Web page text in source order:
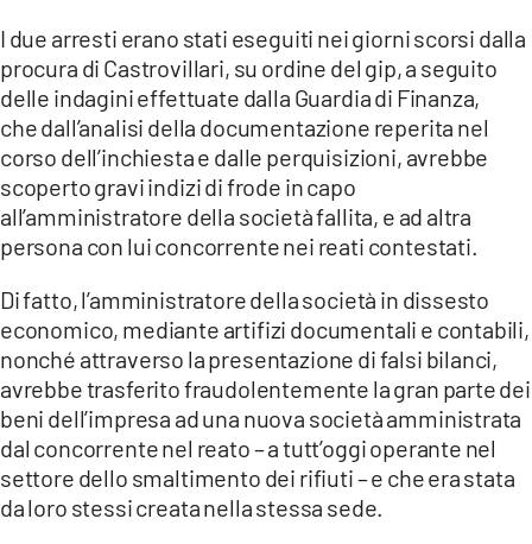
I due arresti erano stati eseguiti nei giorni scorsi dalla
procura di Castrovillari, su ordine del gip, a seguito
delle indagini effettuate dalla Guardia di Finanza,
che dall’analisi della documentazione reperita nel
corso dell’inchiesta e dalle perquisizioni, avrebbe
scoperto gravi indizi di frode in capo
all’amministratore della società fallita, e ad altra
persona con lui concorrente nei reati contestati.
Di fatto, l’amministratore della società in dissesto
economico, mediante artifizi documentali e contabili,
nonché attraverso la presentazione di falsi bilanci,
avrebbe trasferito fraudolentemente la gran parte dei
beni dell’impresa ad una nuova società amministrata
dal concorrente nel reato – a tutt’oggi operante nel
settore dello smaltimento dei rifiuti – e che era stata
da loro stessi creata nella stessa sede.